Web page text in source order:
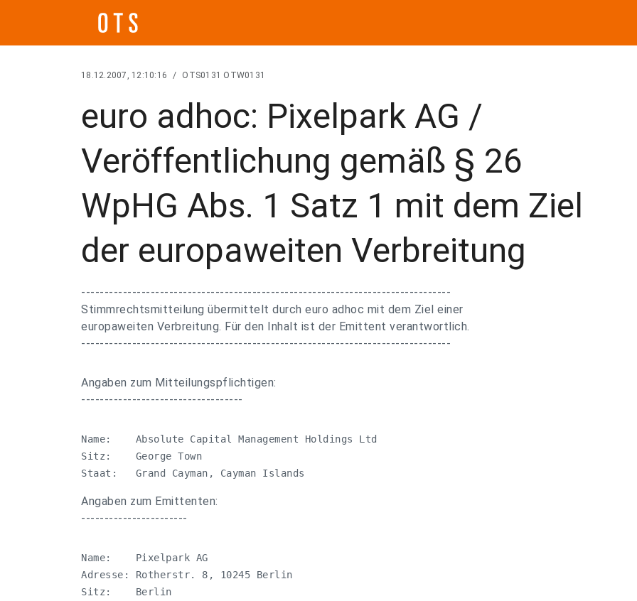
18.12.2007, 12:10:16 / OTS0131 OTW0131
euro adhoc: Pixelpark AG /
Veröffentlichung gemäß § 26
WpHG Abs. 1 Satz 1 mit dem Ziel
der europaweiten Verbreitung
--------------------------------------------------------------------------------
Stimmrechtsmitteilung übermittelt durch euro adhoc mit dem Ziel einer
europaweiten Verbreitung. Für den Inhalt ist der Emittent verantwortlich.
--------------------------------------------------------------------------------
Angaben zum Mitteilungspflichtigen:
-----------------------------------
Name:    Absolute Capital Management Holdings Ltd
Sitz:    George Town
Staat:   Grand Cayman, Cayman Islands
Angaben zum Emittenten:
-----------------------
Name:    Pixelpark AG
Adresse: Rotherstr. 8, 10245 Berlin
Sitz:    Berlin